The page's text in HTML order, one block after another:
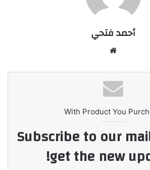
أحمد فتحي
With Product You
Subscribe to our
get the new